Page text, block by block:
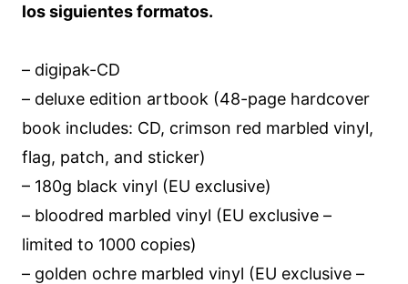
los siguientes formatos.
– digipak-CD
– deluxe edition artbook (48-page hardcover
book includes: CD, crimson red marbled vinyl,
flag, patch, and sticker)
– 180g black vinyl (EU exclusive)
– bloodred marbled vinyl (EU exclusive –
limited to 1000 copies)
– golden ochre marbled vinyl (EU exclusive –